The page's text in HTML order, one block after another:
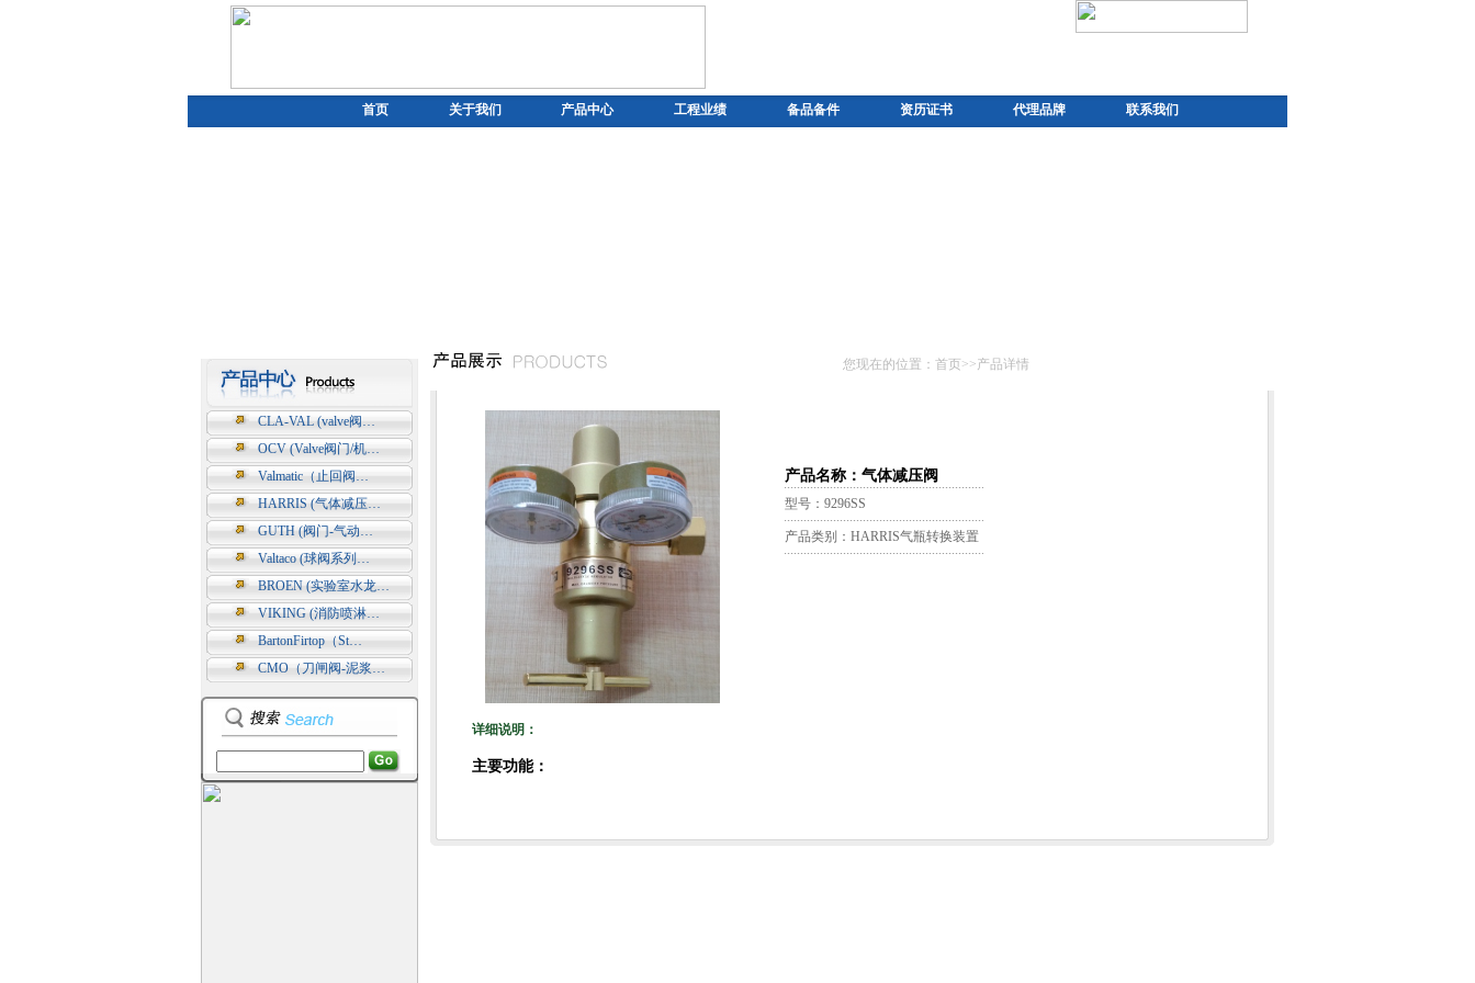
首页 关于我们 产品中心 工程业绩 备品备件 资历证书 代理品牌 联系我们
CLA-VAL (valve阀…
OCV (Valve阀门/机…
Valmatic（止回阀…
HARRIS (气体减压…
GUTH (阀门-气动…
Valtaco (球阀系列…
BROEN (实验室水龙…
VIKING (消防喷淋…
BartonFirtop（St…
CMO（刀闸阀-泥浆…
您现在的位置：首页>>产品详情
产品名称：气体减压阀
型号：9296SS
产品类别：HARRIS气瓶转换装置
详细说明：
主要功能：